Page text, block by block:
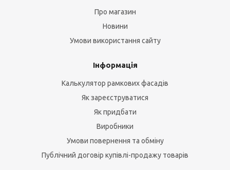
Про магазин
Новини
Умови використання сайту
Інформація
Калькулятор рамкових фасадів
Як зареєструватися
Як придбати
Виробники
Умови повернення та обміну
Публічний договір купівлі-продажу товарів